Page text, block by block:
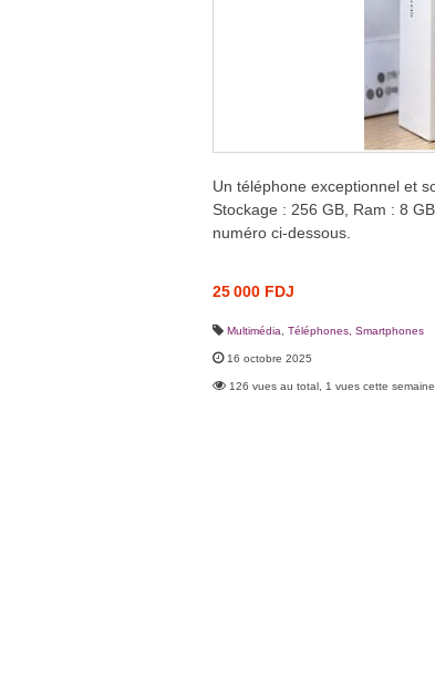
Un téléphone exceptionnel et
Stockage : 256 GB, Ram : 8
numéro ci-dessous.
25 000 FDJ
Multimédia Téléphones, Smartphones
16 octobre 2025
126 vues au total, 1 vues cette